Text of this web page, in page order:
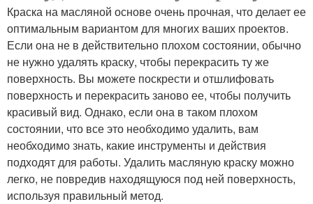
Краска на масляной основе очень прочная, что делает ее
оптимальным вариантом для многих ваших проектов.
Если она не в действительно плохом состоянии, обычно
не нужно удалять краску, чтобы перекрасить ту же
поверхность. Вы можете поскрести и отшлифовать
поверхность и перекрасить заново ее, чтобы получить
красивый вид. Однако, если она в таком плохом
состоянии, что все это необходимо удалить, вам
необходимо знать, какие инструменты и действия
подходят для работы. Удалить масляную краску можно
легко, не повредив находящуюся под ней поверхность,
используя правильный метод.